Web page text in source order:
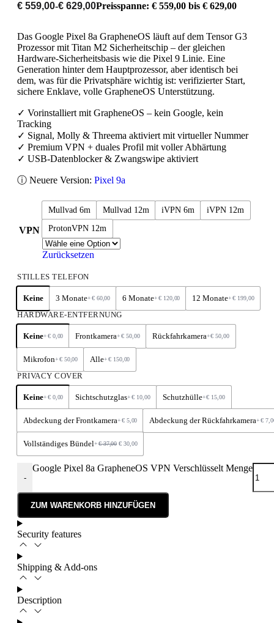
€ 559,00-€ 629,00Preisspanne: € 559,00 bis € 629,00
Das Google Pixel 8a GrapheneOS läuft auf dem Tensor G3
Prozessor mit Titan M2 Sicherheitschip – der gleichen
Hardware-Sicherheitsbasis wie die Pixel 9 Linie. Eine
Generation hinter dem Hauptprozessor, aber identisch bei
dem, was für die Privatsphäre wichtig ist: verifizierter Start,
sichere Enklave, volle GrapheneOS Unterstützung.
✓ Vorinstalliert mit GrapheneOS – kein Google, kein
Tracking
✓ Signal, Molly & Threema aktiviert mit virtueller Nummer
✓ Premium VPN + duales Profil mit voller Abhärtung
✓ USB-Datenblocker & Zwangswipe aktiviert
ⓘ Neuere Version: Pixel 9a
VPN
Mullvad 6m Mullvad 12m iVPN 6m
iVPN 12m
ProtonVPN 12m
Zurücksetzen
STILLES TELEFON
Keine 3 Monate+€60,00 6 Monate+€ 120,00 12 Monate+ € 199,00
HARDWARE-ENTFERNUNG
Keine+€0,00 Frontkamera+ € 50,00 Rückfahrkamera+€ 50,00
Mikrofon+€50,00 Alle+€ 150,00
PRIVACY COVER
Keine+€0,00 Sichtschutzglas+ € 10,00 Schutzhülle+€ 15,00
Abdeckung der Frontkamera+€5,00 Abdeckung der Rückfahrkamera+ €
Vollständiges Bündel+€37,00 € 30,00
-
Google Pixel 8a GrapheneOS VPN Verschlüsselt Menge
ZUM WARENKORB HINZUFÜGEN
Security features
Shipping & Add-ons
Description